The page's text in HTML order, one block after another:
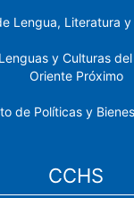
Lengua, Literatura
y Culturas
Oriente Próximo
de Políticas y
CCHS